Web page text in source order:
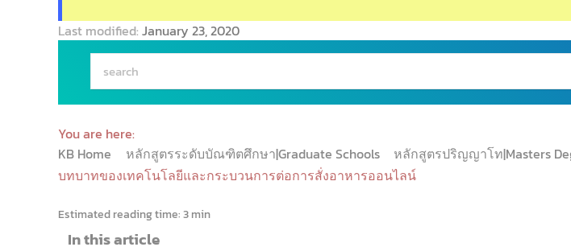
Last modified: January 23, 2020
You are here:
KB Home
หลักสูตรระดับบัณฑิตศึกษา|Graduate Schools หลักสูตรปริญญาโท|Masters
บทบาทของเทคโนโลยีและกระบวนการต่อการสั่งอาหารออนไลน์
Estimated reading time:3 min
In this article